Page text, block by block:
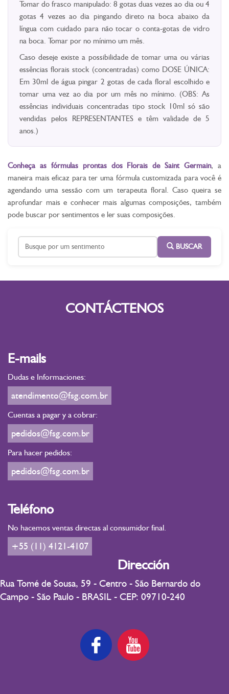
Tomar do frasco manipulado: 8 gotas duas vezes ao dia ou 4
gotas 4 vezes ao dia pingando direto na boca abaixo da
língua com cuidado para não tocar o conta-gotas de vidro
na boca. Tomar por no mínimo um mês.
Caso deseje existe a possibilidade de tomar uma ou várias
essências florais stock (concentradas) como DOSE ÚNICA:
Em 30ml de água pingar 2 gotas de cada floral escolhido e
tomar uma vez ao dia por um mês no mínimo. (OBS: As
essências individuais concentradas tipo stock 10ml só são
vendidas pelos REPRESENTANTES e têm validade de 5
anos.)
Conheça as fórmulas prontas dos Florais de Saint Germain, a
maneira mais eficaz para ter uma fórmula customizada para você é
agendando uma sessão com um terapeuta floral. Caso queira se
aprofundar mais e conhecer mais algumas composições, também
pode buscar por sentimentos e ler suas composições.
BUSCAR
CONTÁCTENOS
E-mails
Dudas e Informaciones:
atendimento@fsg.com.br
Cuentas a pagar y a cobrar:
pedidos@fsg.com.br
Para hacer pedidos:
pedidos@fsg.com.br
Teléfono
No hacemos ventas directas al consumidor final.
+55 (11) 4121-4107
Dirección
Rua Tomé de Sousa, 59 - Centro - São Bernardo do
Campo - São Paulo - BRASIL - CEP: 09710-240